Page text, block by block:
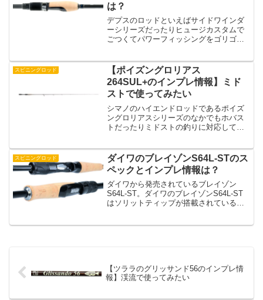
は？
デプスのロッドといえばサイドワインダ
ーシリーズだったりヒュージカスタムで
ごつくてパワーフィッシングをゴリゴリ
のときに使っている人がいるというイメ
ージがありますよね。そん...
スピニングロッド
【ポイズングロリアス
264SUL+のインプレ情報】ミド
ストで使ってみたい
シマノのハイエンドロッドであるポイズ
ングロリアスシリーズのなかでもホバス
トだったりミドストの釣りに対応してい
するような人は264SUL+をチェックした
いですよね。...
スピニングロッド
ダイワのブレイゾンS64L-STのス
ペックとインプレ情報は？
ダイワから発売されているブレイゾン
S64L-ST。ダイワのブレイゾンS64L-ST
はソリットティップが搭載されているモ
【ツララのグリッサンド56のインプレ情
報】渓流で使ってみたい